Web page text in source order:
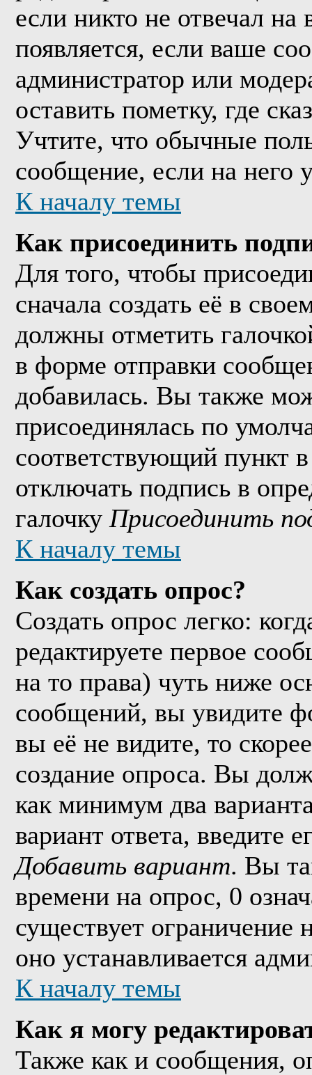
если никто не отвечал
появляется, если ваше
администратор или
оставить пометку, где
Учтите, что обычные
сообщение, если на него
К началу темы
Как присоединить
Для того, чтобы
сначала создать её в
должны отметить
в форме отправки
добавилась. Вы также
присоединялась по
соответствующий пункт
отключать подпись в
галочку Присоединить
К началу темы
Как создать опрос?
Создать опрос легко:
редактируете первое
на то права) чуть ниже
сообщений, вы увидите
вы её не видите, то
создание опроса. Вы
как минимум два
вариант ответа, введите
Добавить вариант. Вы
времени на опрос, 0
существует ограничение
оно устанавливается
К началу темы
Как я могу
Также как и сообщения,